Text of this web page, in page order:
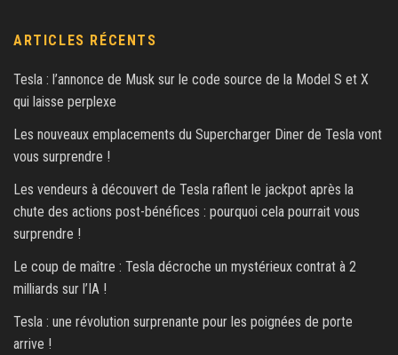
ARTICLES RÉCENTS
Tesla : l’annonce de Musk sur le code source de la Model S et X
qui laisse perplexe
Les nouveaux emplacements du Supercharger Diner de Tesla vont
vous surprendre !
Les vendeurs à découvert de Tesla raflent le jackpot après la
chute des actions post-bénéfices : pourquoi cela pourrait vous
surprendre !
Le coup de maître : Tesla décroche un mystérieux contrat à 2
milliards sur l’IA !
Tesla : une révolution surprenante pour les poignées de porte
arrive !